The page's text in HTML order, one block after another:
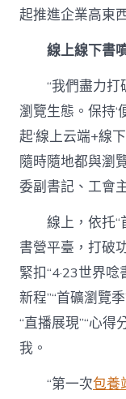
起推進企業高東
線上線下書
“我們盡力
瀏覽生態。保持
起‘線上云端+線
隨時隨地都與瀏
委副書記、工會
線上，依托
書營平臺，打破
緊扣“4·23世界
新程”“首礦瀏覽
“直播展現”“心
我。
“第一次包養